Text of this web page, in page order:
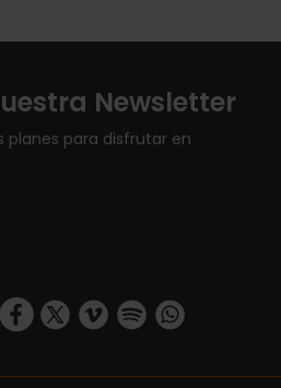
Newsletter
planes para disfrutar en
mycompany/ visit_valencia/
www.youtube.com/user/
https://www.facebook.com/
https://twitter.com/
https://vimeo.com/
https://https://api.whatsapp.com/